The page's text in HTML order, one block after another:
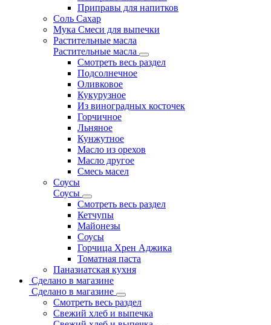
Приправы для напитков
Соль Сахар
Мука Смеси для выпечки
Растительные масла
Растительные масла
Смотреть весь раздел
Подсолнечное
Оливковое
Кукурузное
Из виноградных косточек
Горчичное
Льняное
Кунжутное
Масло из орехов
Масло другое
Смесь масел
Соусы
Соусы
Смотреть весь раздел
Кетчупы
Майонезы
Соусы
Горчица Хрен Аджика
Томатная паста
Паназиатская кухня
Сделано в магазине
Сделано в магазине
Смотреть весь раздел
Свежий хлеб и выпечка